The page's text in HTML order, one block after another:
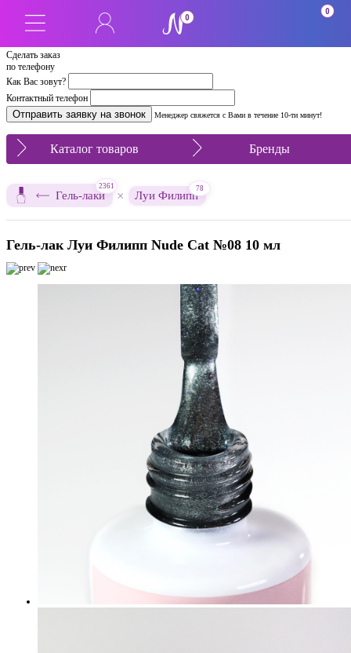
Сделать заказ
по телефону
Как Вас зовут?
Контактный телефон
Менеджер свяжется с Вами в течение 10-ти минут!
0
0
Каталог товаров Бренды
Гель-лаки
2361
× Луи Филипп
78
Гель-лак Луи Филипп Nude Cat №08 10 мл